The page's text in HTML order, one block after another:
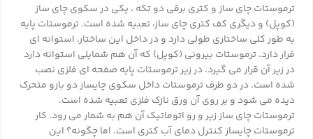
ترموستات چای ساز و کتری برقی دو تکه ، یکی در سکوی چای ساز
(کوپل) و دیگری کف کتری چای ساز، تعبیه شده است. ترموستات پایه
به طور کلی ساختاری طولی دارد و در داخل این ساختار، استوانه ای
قرار دارد. ترموستات بیرونی (کوپل) که آن هم شمایلی استوانه دارد
در زیر آن قرار می گیرد. در زیر ترموستات پایه صفحه ای فلزی نصب
شده است. در دو طرف ترموستات داخل سکوی چایساز دو بازو متحرک
دیده می شود و بر روی آن ورق نازک فلزی تعبیه شده است.
ترموستات چای ساز زیر و رو اتوماتیک آن هم به شمار می رود. کار
ترموستات چایساز کنترل دمای آب کتری است. اما چگونه؟ این